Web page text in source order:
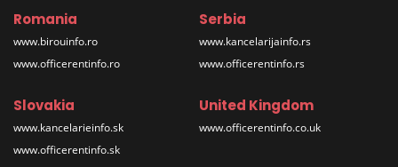
Romania
www.birouinfo.ro
www.officerentinfo.ro
Serbia
www.kancelarijainfo.rs
www.officerentinfo.rs
Slovakia
www.kancelarieinfo.sk
www.officerentinfo.sk
United Kingdom
www.officerentinfo.co.uk